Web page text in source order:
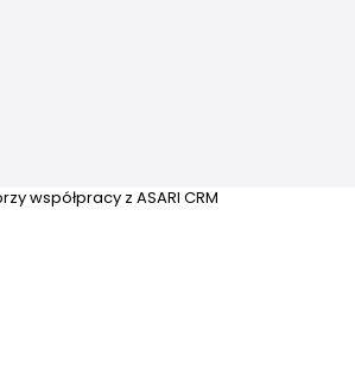
współpracy z ASARI CRM